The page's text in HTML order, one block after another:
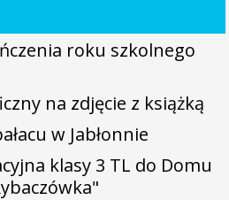
roku szkolnego
na zdjęcie z książką
w Jabłonnie
klasy 3 TL do Domu